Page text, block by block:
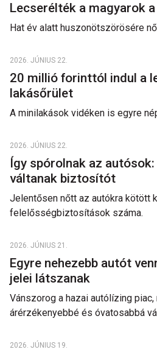
Lecserélték a magyarok
Hat év alatt huszonötszörösére
2026. JÚNIUS 22.
20 millió forinttól indul a
lakásőrület
A minilakások vidéken is egyre
2026. JÚNIUS 22.
Így spórolnak az
váltanak biztosítót
Jelentősen nőtt az autókra kötött
felelősségbiztosítások száma.
2026. JÚNIUS 21.
Egyre nehezebb autót
jelei látszanak
Vánszorog a hazai autólízing
árérzékenyebbé és óvatosabbá
2026. JÚNIUS 19.